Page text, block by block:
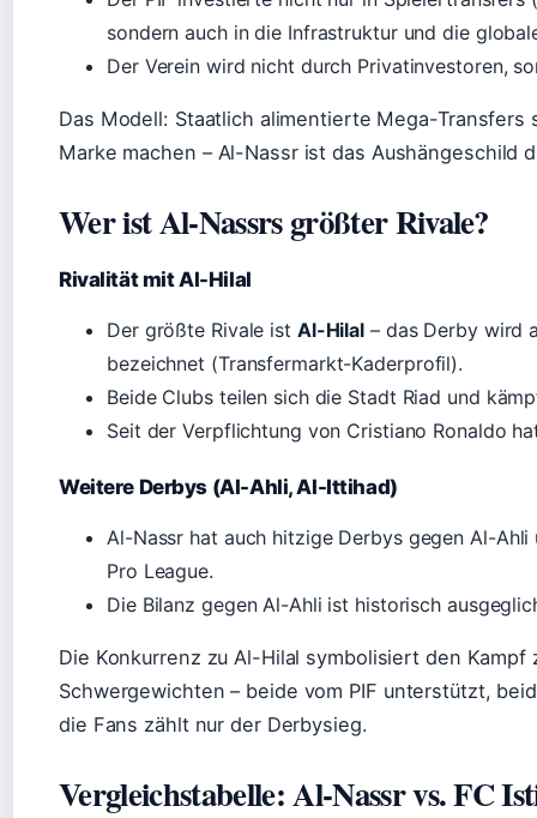
sondern auch in die Infrastruktur und die
Der Verein wird nicht durch Privatinvestoren,
Das Modell: Staatlich alimentierte Mega-
Marke machen – Al-Nassr ist das Aushängeschild
Wer ist Al-Nassrs größter Rivale?
Rivalität mit Al-Hilal
Der größte Rivale ist Al-Hilal – das Derby wird
bezeichnet (Transfermarkt-Kaderprofil).
Beide Clubs teilen sich die Stadt Riad und
Seit der Verpflichtung von Cristiano Ronaldo
Weitere Derbys (Al-Ahli, Al-Ittihad)
Al-Nassr hat auch hitzige Derbys gegen Al-
Pro League.
Die Bilanz gegen Al-Ahli ist historisch
Die Konkurrenz zu Al-Hilal symbolisiert den
Schwergewichten – beide vom PIF unterstützt,
die Fans zählt nur der Derbysieg.
Vergleichstabelle: Al-Nassr vs. FC